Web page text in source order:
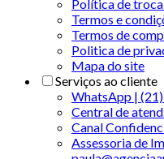
Política de
Termos e
Termos de
Politica de
Mapa do site
Serviços ao cliente
WhatsApp |
Central de
Canal
Assessoria de